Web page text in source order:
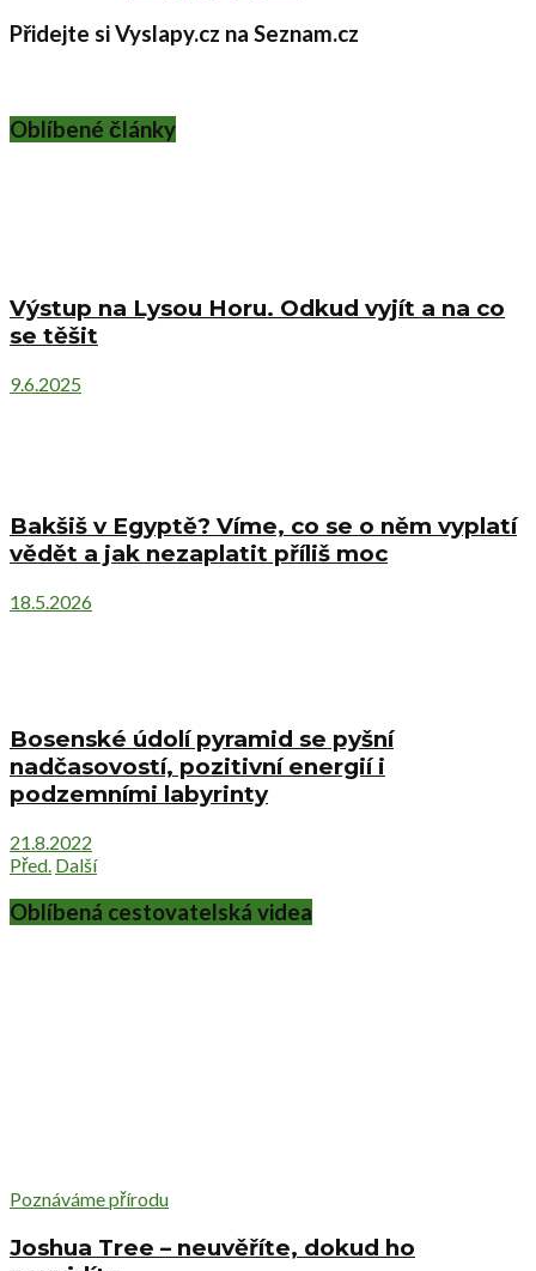
Přidejte si Vyslapy.cz na Seznam.cz
Oblíbené články
Výstup na Lysou Horu. Odkud vyjít a na co
se těšit
9.6.2025
Bakšiš v Egyptě? Víme, co se o něm vyplatí
vědět a jak nezaplatit příliš moc
18.5.2026
Bosenské údolí pyramid se pyšní
nadčasovostí, pozitivní energií i
podzemními labyrinty
21.8.2022
Před. Další
Oblíbená cestovatelská videa
Poznáváme přírodu
Joshua Tree – neuvěříte, dokud ho